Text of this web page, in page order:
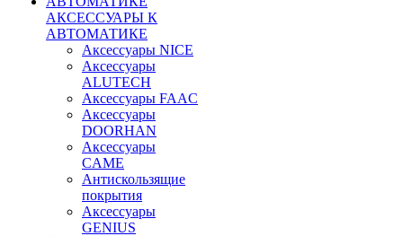
АКСЕССУАРЫ К
АВТОМАТИКЕ
Аксессуары NICE
Аксессуары
ALUTECH
Аксессуары FAAC
Аксессуары
DOORHAN
Аксессуары
CAME
Антискользящие
покрытия
Аксессуары
GENIUS